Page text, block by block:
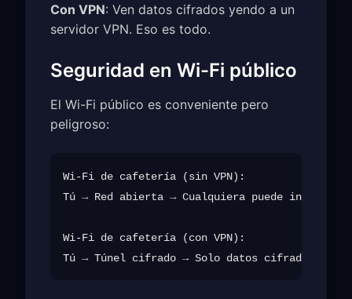
Con VPN: Ven datos cifrados yendo a un
servidor VPN. Eso es todo.
Seguridad en Wi-Fi público
El Wi-Fi público es conveniente pero
peligroso:
Wi-Fi de cafetería (sin VPN):
Tú → Red abierta → Cualquiera puede
Wi-Fi de cafetería (con VPN):